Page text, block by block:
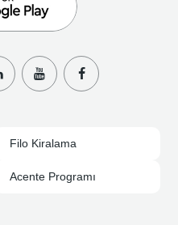
Filo Kiralama
Acente Programı